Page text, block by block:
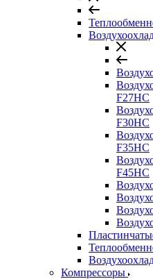
F27HC
F30HC
F35HC
F45HC
Компрессоры